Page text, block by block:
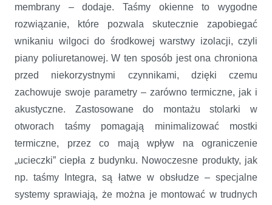
membrany – dodaje. Taśmy okienne to wygodne
rozwiązanie, które pozwala skutecznie zapobiegać
wnikaniu wilgoci do środkowej warstwy izolacji, czyli
piany poliuretanowej. W ten sposób jest ona chroniona
przed niekorzystnymi czynnikami, dzięki czemu
zachowuje swoje parametry – zarówno termiczne, jak i
akustyczne. Zastosowane do montażu stolarki w
otworach taśmy pomagają minimalizować mostki
termiczne, przez co mają wpływ na ograniczenie
„ucieczki” ciepła z budynku. Nowoczesne produkty, jak
np. taśmy Integra, są łatwe w obsłudze – specjalne
systemy sprawiają, że można je montować w trudnych